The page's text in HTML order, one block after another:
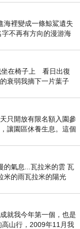
海裡變成一條鯨鯊遺失
不再有方向的漫游海
坐在椅子上 看日出復
衰弱我摘下一片葉子
只開放有限名額入園參
讓園區休養生息。這個
的氣息...瓦拉米的雲 瓦
米的雨瓦拉米的陽光
就我今年第一個，也是
山行，2009年11月我